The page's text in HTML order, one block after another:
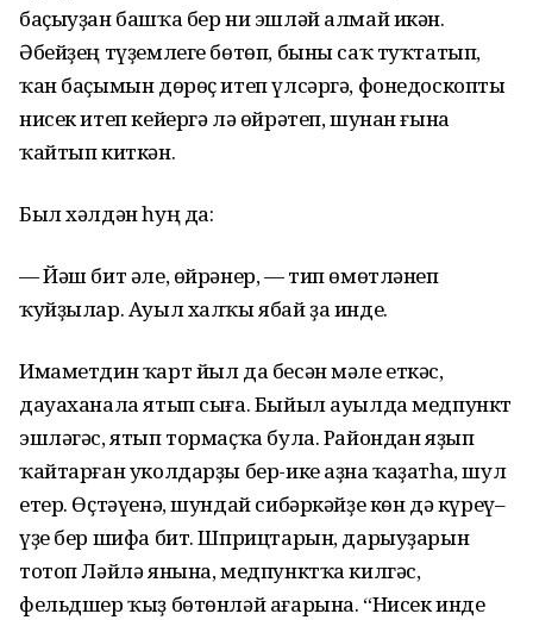
баҫыуҙан башҡа бер ни эшләй алмай икән.
Әбейҙең түҙемлеге бөтөп, быны саҡ туҡтатып,
ҡан баҫымын дөрөҫ итеп үлсәргә, фонедоскопты
нисек итеп кейергә лә өйрәтеп, шунан ғына
ҡайтып киткән.
Был хәлдән һуң да:
— Йәш бит әле, өйрәнер, — тип өмөтләнеп
ҡуйҙылар. Ауыл халҡы ябай ҙа инде.
Имаметдин ҡарт йыл да бесән мәле еткәс,
дауаханала ятып сыға. Быйыл ауылда медпункт
эшләгәс, ятып тормаҫҡа була. Райондан яҙып
ҡайтарған уколдарҙы бер-ике аҙна ҡаҙатһа, шул
етер. Өҫтәүенә, шундай сибәркәйҙе көн дә күреү–
үҙе бер шифа бит. Шприцтарын, дарыуҙарын
тотоп Ләйлә янына, медпунктҡа килгәс,
фельдшер ҡыҙ бөтөнләй ағарына. “Нисек инде